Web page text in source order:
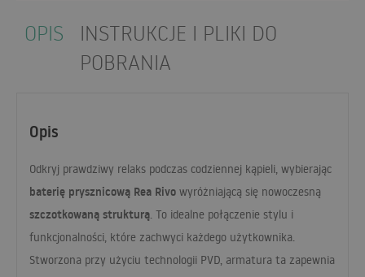
OPIS
INSTRUKCJE I PLIKI DO
POBRANIA
Opis
Odkryj prawdziwy relaks podczas codziennej kąpieli, wybierając
baterię prysznicową Rea Rivo wyróżniającą się nowoczesną
szczotkowaną strukturą. To idealne połączenie stylu i
funkcjonalności, które zachwyci każdego użytkownika.
Stworzona przy użyciu technologii PVD, armatura ta zapewnia